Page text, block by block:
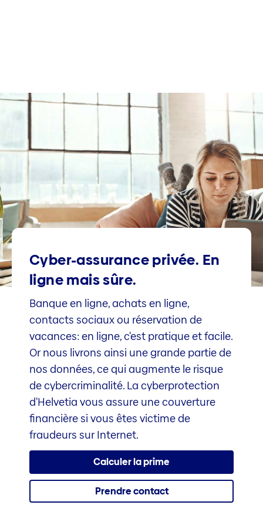
Cyber-assurance privée. En
ligne mais sûre.
Banque en ligne, achats en ligne,
contacts sociaux ou réservation de
vacances: en ligne, c'est pratique et facile.
Or nous livrons ainsi une grande partie de
nos données, ce qui augmente le risque
de cybercriminalité. La cyberprotection
d'Helvetia vous assure une couverture
financière si vous êtes victime de
fraudeurs sur Internet.
Calculer la prime
Prendre contact